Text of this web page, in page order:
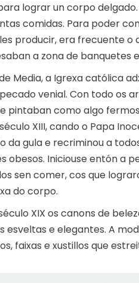
lograr un corpo
comidas. Para poder
producir, era frecuente o
a zona de banquetes
Media, a Igrexa católica
venial. Con todo os
pintaban como algo
XIII, cando o Papa
da gula e recriminou a
obesos. Iniciouse entón a
sen comer, cos que
do corpo.
XIX os canons de
esveltas e elegantes. A
faixas e xustillos que